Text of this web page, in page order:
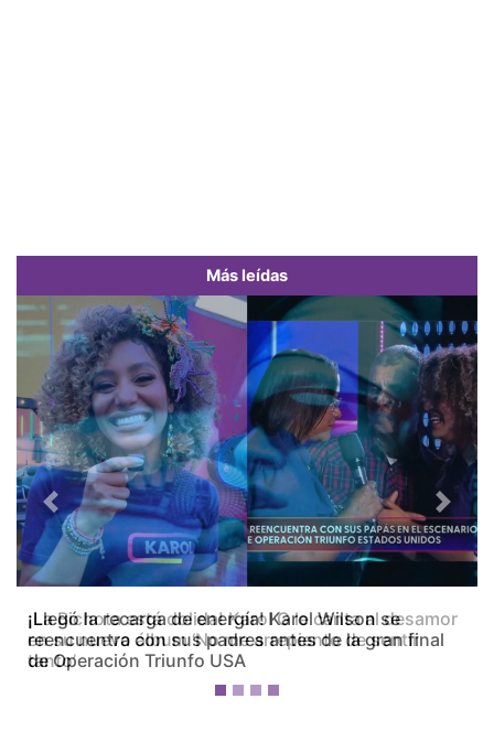
Más leídas
¡La Bichota está dolida! Karol G le canta al desamor
en su nuevo álbum ‘No me arrepiento de sentir
tanto’
Previous Next